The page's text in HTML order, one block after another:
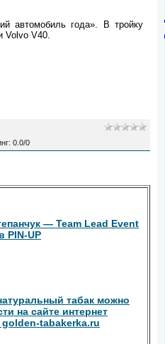
автомобиль года». В тройку
V40.
: 0.0/0
— Team Lead Event
PIN-UP
табак можно
на сайте интернет
golden-tabakerka.ru